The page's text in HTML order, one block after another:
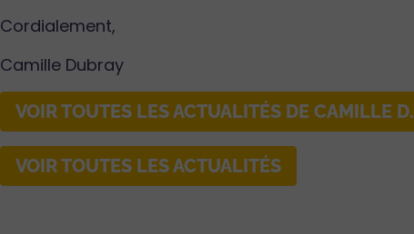
Cordialement,
Camille Dubray
VOIR TOUTES LES ACTUALITÉS DE CAMILLE D.
VOIR TOUTES LES ACTUALITÉS